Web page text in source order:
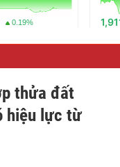
0.19%
thửa đất
hiệu lực từ